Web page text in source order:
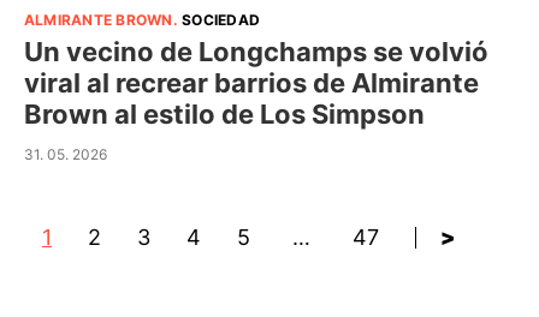
ALMIRANTE BROWN .SOCIEDAD
Un vecino de Longchamps se volvió
viral al recrear barrios de Almirante
Brown al estilo de Los Simpson
31. 05. 2026
1 2 3 4 5 … 47 >